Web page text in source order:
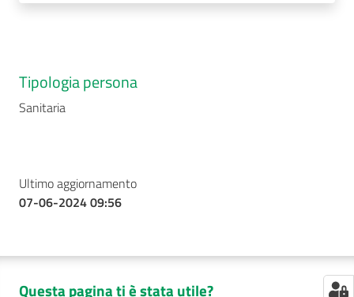
Seguici
Tipologia persona
Sanitaria
Ultimo aggiornamento
07-06-2024 09:56
Questa pagina ti è stata utile?